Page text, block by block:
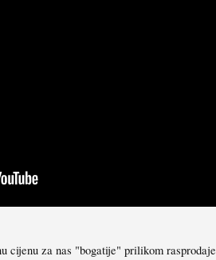
cijenu za nas "bogatije" prilikom rasprodaje